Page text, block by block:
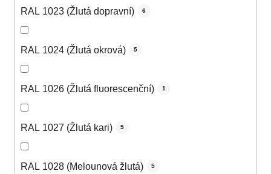
RAL 1023 (Žlutá dopravní) 6
RAL 1024 (Žlutá okrová) 5
RAL 1026 (Žlutá fluorescenční) 1
RAL 1027 (Žlutá kari) 5
RAL 1028 (Melounová žlutá) 5